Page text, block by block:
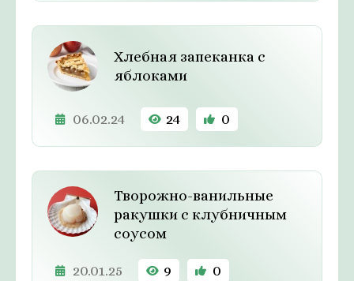
Хлебная запеканка с
яблоками
06.02.24 24 0
Творожно-ванильные
ракушки с клубничным
соусом
20.01.25 9 0